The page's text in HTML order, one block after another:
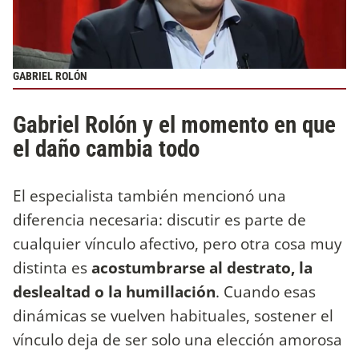
GABRIEL ROLÓN
Gabriel Rolón y el momento en que
el daño cambia todo
El especialista también mencionó una
diferencia necesaria: discutir es parte de
cualquier vínculo afectivo, pero otra cosa muy
distinta esacostumbrarse al destrato, la
deslealtad o la humillación. Cuando esas
dinámicas se vuelven habituales, sostener el
vínculo deja de ser solo una elección amorosa